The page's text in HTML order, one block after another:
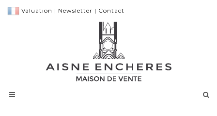
Valuation | Newsletter | Contact